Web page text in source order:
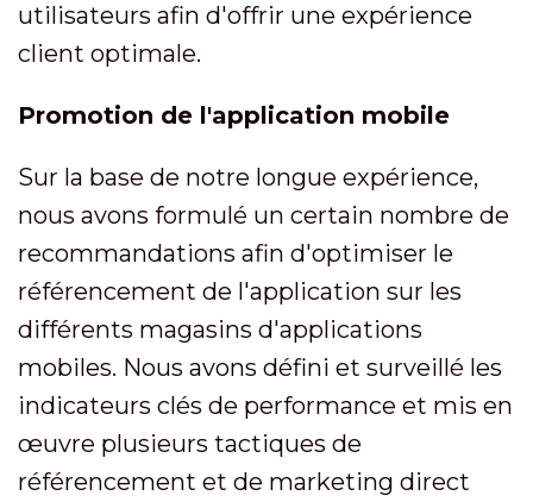
utilisateurs afin d'offrir une expérience
client optimale.
Promotion de l'application mobile
Sur la base de notre longue expérience,
nous avons formulé un certain nombre de
recommandations afin d'optimiser le
référencement de l'application sur les
différents magasins d'applications
mobiles. Nous avons défini et surveillé les
indicateurs clés de performance et mis en
œuvre plusieurs tactiques de
référencement et de marketing direct